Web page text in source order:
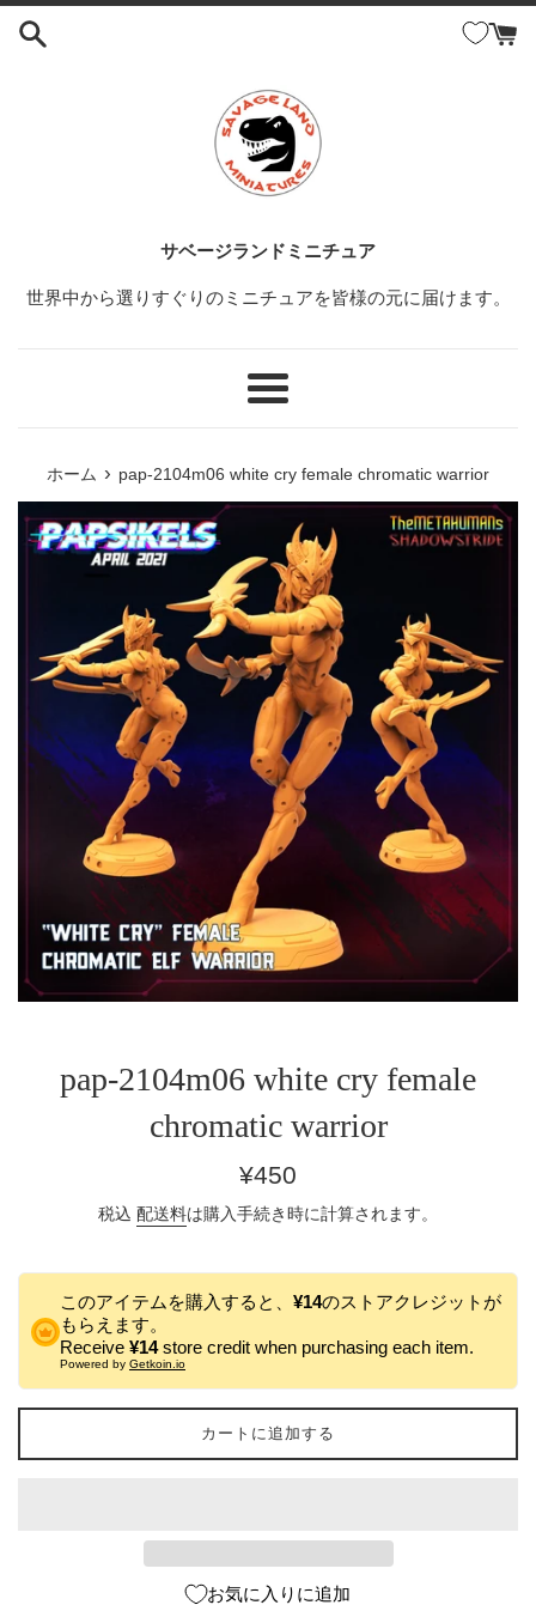
コ
サベージランドミニチュア
世界中から選りすぐりのミニチュアを皆様の元に届けます。
メ
ホーム › pap-2104m06 white cry female chromatic warrior
pap-2104m06 white cry female
chromatic warrior
通
価
¥450
税込 配送料は購入手続き時に計算されます。
このアイテムを購入すると、 ¥14のストアクレジットが
もらえます。
Receive ¥14store credit when purchasing each item.
Powered by Getkoin.io
カートに追加する
お気に入りに追加